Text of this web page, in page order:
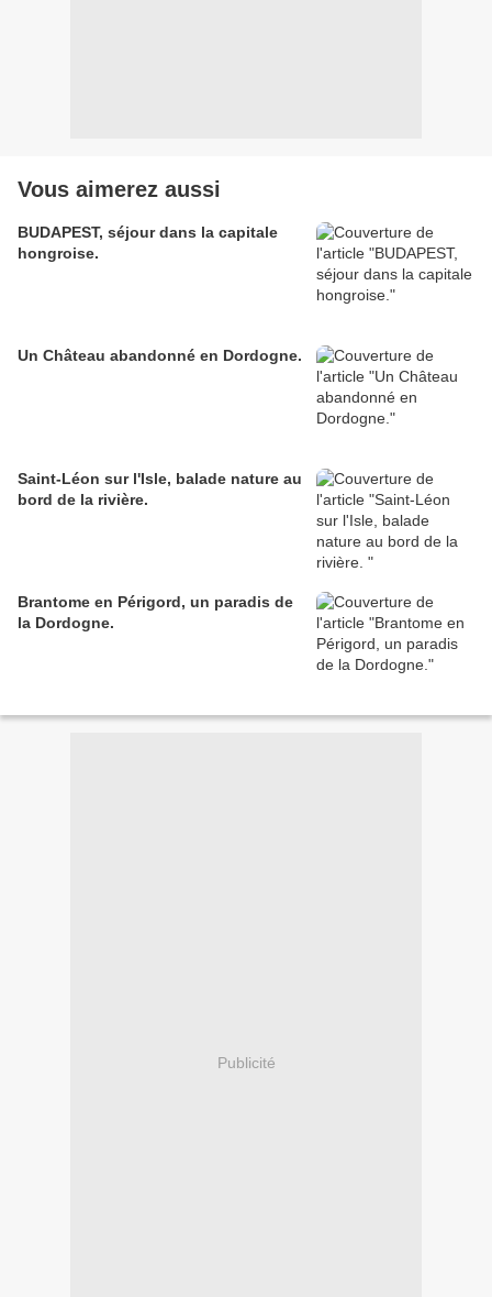
Vous aimerez aussi
BUDAPEST, séjour dans la capitale
hongroise.
Un Château abandonné en Dordogne.
Saint-Léon sur l'Isle, balade nature au
bord de la rivière.
Brantome en Périgord, un paradis de
la Dordogne.
Publicité